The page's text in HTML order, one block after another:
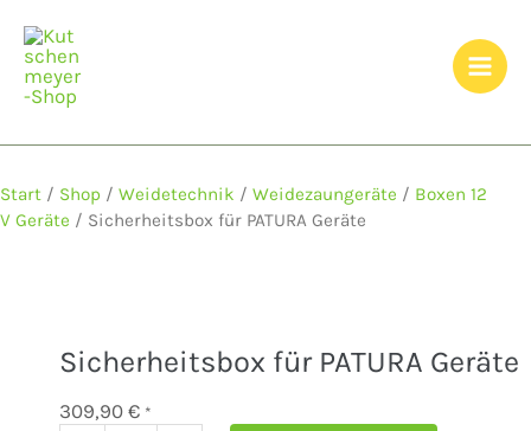
Inhalt
springen
Start / Shop / Weidetechnik / Weidezaungeräte / Boxen 12
V Geräte / Sicherheitsbox für PATURA Geräte
Sicherheitsbox für PATURA Geräte
309,90 € *